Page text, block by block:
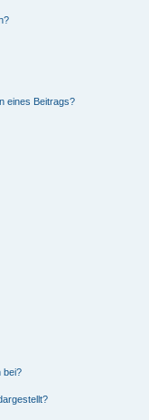
eines Beitrags?
bei?